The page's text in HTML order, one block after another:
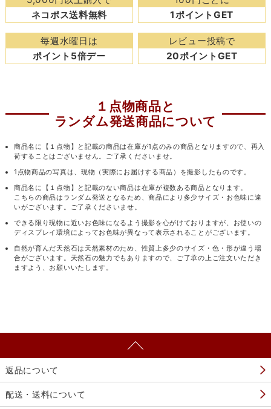
ネコポス送料無料
1ポイントGET
毎週水曜日は
ポイント5倍デー
レビュー投稿で
20ポイントGET
１点物商品と
ランダム発送商品について
商品名に【１点物】と記載の商品は在庫が1点のみの商品となりますので、再入
荷することはございません。ご了承くださいませ。
1点物商品の写真は、現物（実際にお届けする商品）を撮影したものです。
商品名に【１点物】と記載のない商品は在庫が複数ある商品となります。
こちらの商品はランダム発送となるため、商品により多少サイズ・お色味に違
いがございます。ご了承くださいませ。
できる限り現物に近いお色味になるよう撮影を心がけておりますが、お使いの
ディスプレイ環境によってお色味が異なって表示されることがございます。
自然が育んだ天然石は天然素材のため、性質上多少のサイズ・色・形が違う場
合がございます。天然石の魅力でもありますので、ご了承の上ご注文いただき
ますよう、お願いいたします。
返品について
配送・送料について